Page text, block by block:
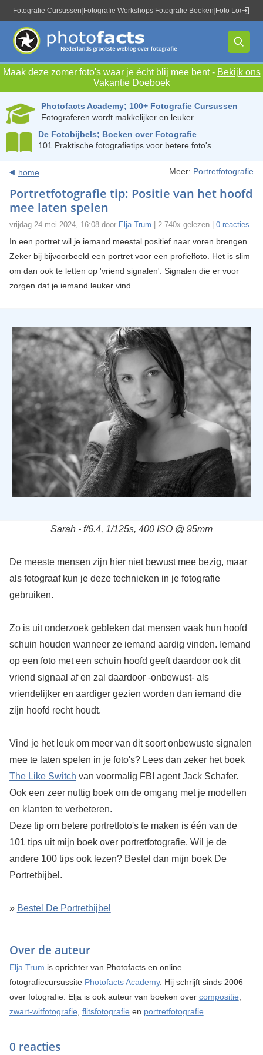
Fotografie Cursussen Fotografie Workshops Fotografie Boeken Foto Locaties
Maak deze zomer foto's waar je écht blij mee bent - Bekijk ons
Vakantie Doeboek
Photofacts Academy; 100+ Fotografie Cursussen
Fotograferen wordt makkelijker en leuker
De Fotobijbels; Boeken over Fotografie
101 Praktische fotografietips voor betere foto's
home Meer: Portretfotografie
Portretfotografie tip: Positie van het hoofd
mee laten spelen
vrijdag 24 mei 2024, 16:08 door Elja Trum | 2.740x gelezen | 0 reacties
In een portret wil je iemand meestal positief naar voren brengen.
Zeker bij bijvoorbeeld een portret voor een profielfoto. Het is slim
om dan ook te letten op 'vriend signalen'. Signalen die er voor
zorgen dat je iemand leuker vind.
Sarah - f/6.4, 1/125s, 400 ISO @ 95mm
De meeste mensen zijn hier niet bewust mee bezig, maar
als fotograaf kun je deze technieken in je fotografie
gebruiken.
Zo is uit onderzoek gebleken dat mensen vaak hun hoofd
schuin houden wanneer ze iemand aardig vinden. Iemand
op een foto met een schuin hoofd geeft daardoor ook dit
vriend signaal af en zal daardoor -onbewust- als
vriendelijker en aardiger gezien worden dan iemand die
zijn hoofd recht houdt.
Vind je het leuk om meer van dit soort onbewuste signalen
mee te laten spelen in je foto's? Lees dan zeker het boek
The Like Switch van voormalig FBI agent Jack Schafer.
Ook een zeer nuttig boek om de omgang met je modellen
en klanten te verbeteren.
Deze tip om betere portretfoto's te maken is één van de
101 tips uit mijn boek over portretfotografie. Wil je de
andere 100 tips ook lezen? Bestel dan mijn boek De
Portretbijbel.
» Bestel De Portretbijbel
Over de auteur
Elja Trum is oprichter van Photofacts en online
fotografiecursussite Photofacts Academy. Hij schrijft sinds 2006
over fotografie. Elja is ook auteur van boeken over compositie,
zwart-witfotografie, flitsfotografie en portretfotografie.
0 reacties